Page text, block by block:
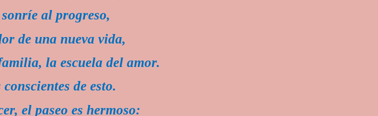
sonríe al progreso,
de una nueva vida,
la escuela del amor.
conscientes de esto.
el paseo es hermoso: